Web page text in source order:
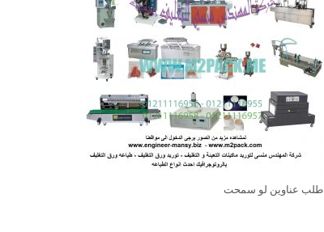
طلب عناوين لو سمحت